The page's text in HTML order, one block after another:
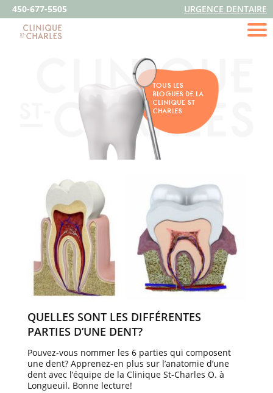
450-677-5505 URGENCE DENTAIRE
TOUS LES
BLOGUES DE LA
CLINIQUE ST
CHARLES
QUELLES SONT LES DIFFÉRENTES
PARTIES D’UNE DENT?
Pouvez-vous nommer les 6 parties qui composent
une dent? Apprenez-en plus sur l’anatomie d’une
dent avec l’équipe de la Clinique St-Charles O. à
Longueuil. Bonne lecture!